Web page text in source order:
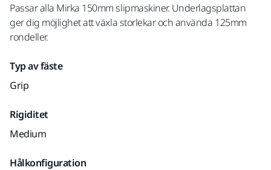
Passar alla Mirka 150mm slipmaskiner. Underlagsplattan
ger dig möjlighet att växla storlekar och använda 125mm
rondeller.
Typ av fäste
Grip
Rigiditet
Medium
Hålkonfiguration